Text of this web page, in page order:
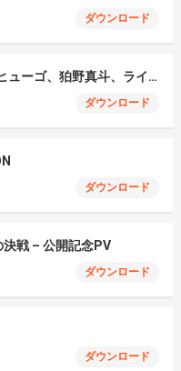
ダウンロード
モエチャッカファイア – ヒューゴ、狛野真斗、ライト、セヴェリアン (Cover )
ダウンロード
ダウンロード
戦 – 公開記念PV
ダウンロード
ダウンロード